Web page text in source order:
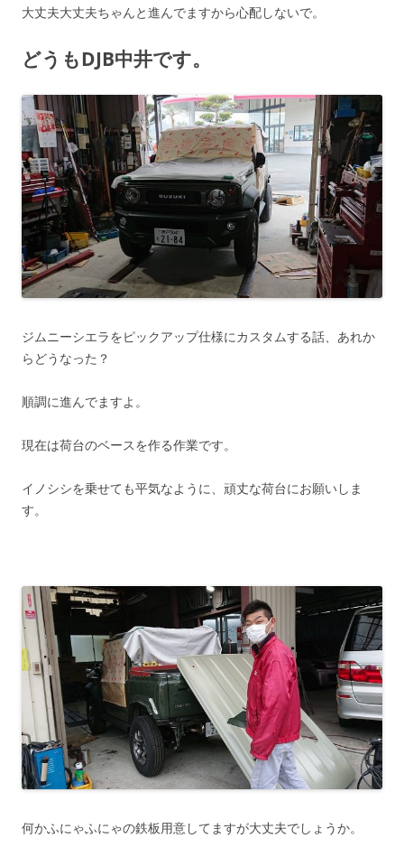
大丈夫大丈夫ちゃんと進んでますから心配しないで。
どうもDJB中井です。
ジムニーシエラをピックアップ仕様にカスタムする話、あれか
らどうなった？
順調に進んでますよ。
現在は荷台のベースを作る作業です。
イノシシを乗せても平気なように、頑丈な荷台にお願いしま
す。
何かふにゃふにゃの鉄板用意してますが大丈夫でしょうか。